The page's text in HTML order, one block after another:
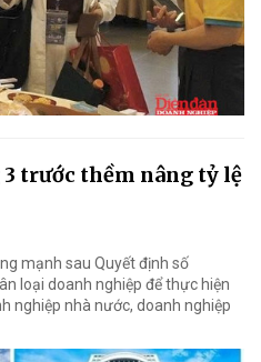
trước thềm nâng tỷ lệ
mạnh sau Quyết định số
loại doanh nghiệp để thực hiện
nghiệp nhà nước, doanh nghiệp